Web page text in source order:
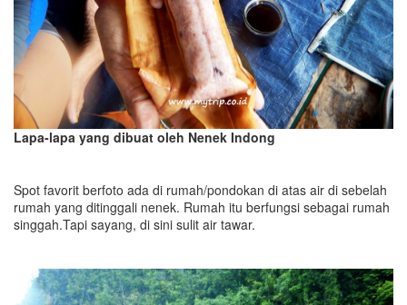
Lapa-lapa yang dibuat oleh Nenek Indong
Spot favorit berfoto ada di rumah/pondokan di atas air di sebelah
rumah yang ditinggali nenek. Rumah itu berfungsi sebagai rumah
singgah.Tapi sayang, di sini sulit air tawar.